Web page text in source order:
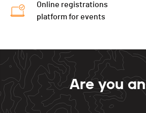
Online registrations
platform for events
Are you